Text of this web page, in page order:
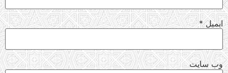
ایمیل*
وب‌ سایت